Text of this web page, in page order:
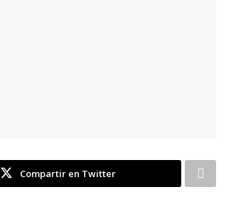
Compartir en Twitter